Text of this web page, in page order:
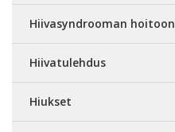
Hiivasyndrooman hoitoon
Hiivatulehdus
Hiukset